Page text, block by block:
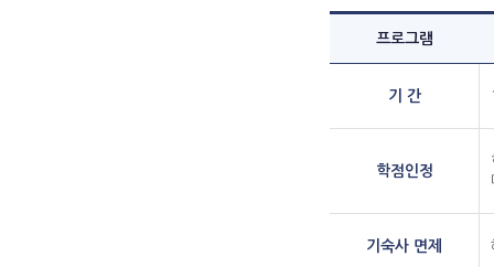
프로그램
기 간
학점인정
기숙사 면제